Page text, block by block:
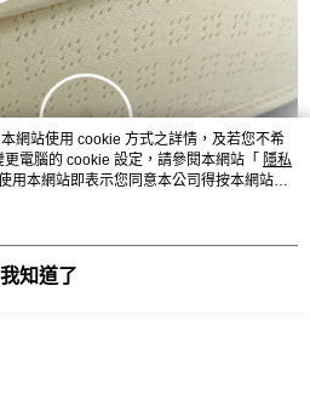
網站使用 cookie 方式之詳情，及若您不希
電腦的 cookie 設定，請參閱本網站「 隱私
用本網站即表示您同意本公司得按本網站使
我知道了